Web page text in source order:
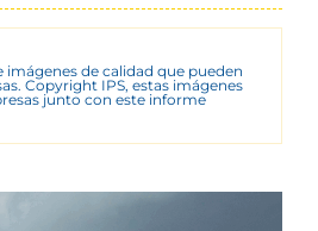
imágenes de calidad que pueden
Copyright IPS, estas imágenes
junto con este informe